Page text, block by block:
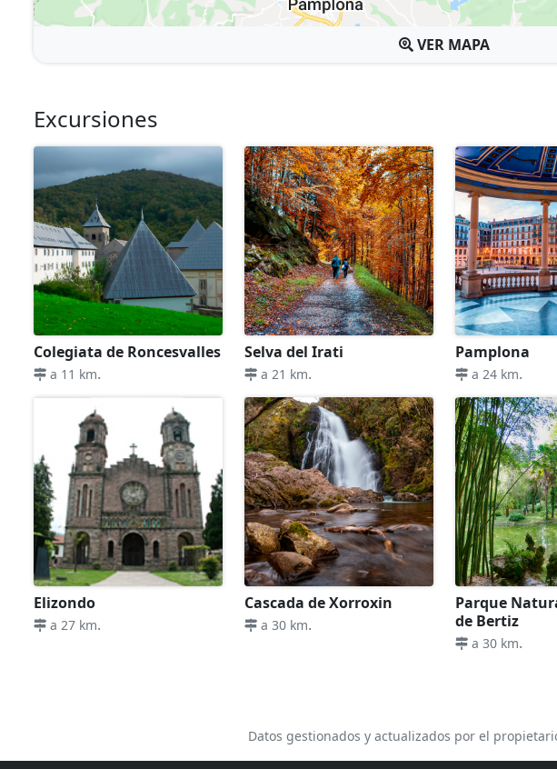
VER MAPA
Excursiones
Colegiata de Roncesvalles
a 11 km.
Selva del Irati
a 21 km.
Pamplona
a 24 km.
Elizondo
a 27 km.
Cascada de Xorroxin
a 30 km.
Parque
de Bertiz
a 30 km.
Datos gestionados y actualizados por el